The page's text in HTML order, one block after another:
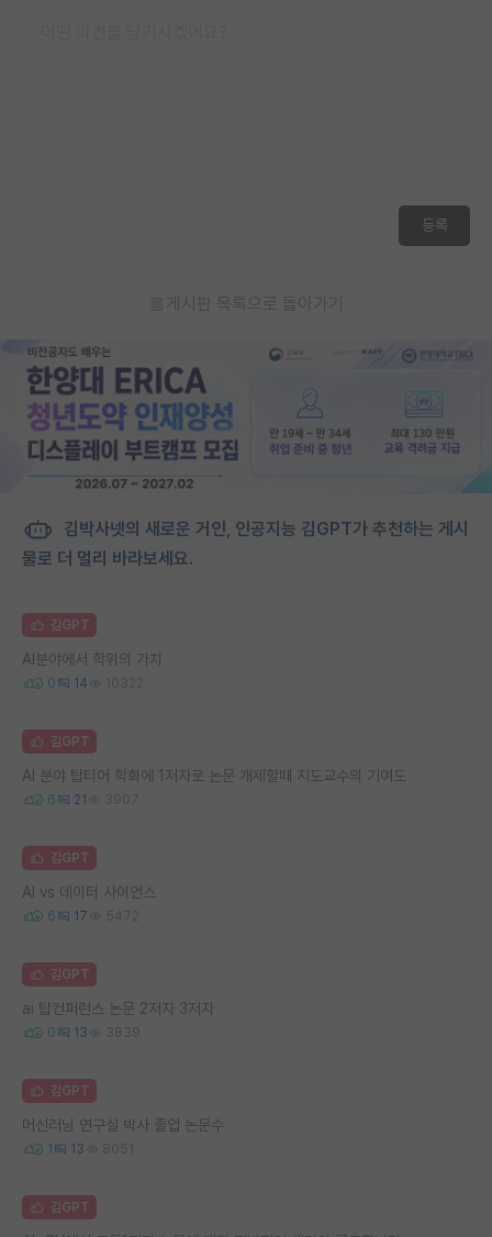
등록
게시판 목록으로 돌아가기
김박사넷의 새로운 거인, 인공지능 김GPT가 추천하는 게시
물로 더 멀리 바라보세요.
김GPT
AI분야에서 학위의 가치
0 14 10322
김GPT
AI 분야 탑티어 학회에 1저자로 논문 개제할때 지도교수의 기여도
6 21 3907
김GPT
AI vs 데이터 사이언스
6 17 5472
김GPT
ai 탑컨퍼런스 논문 2저자 3저자
0 13 3839
김GPT
머신러닝 연구실 박사 졸업 논문수
1 13 8051
김GPT